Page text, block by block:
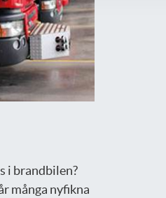
i brandbilen?
många nyfikna